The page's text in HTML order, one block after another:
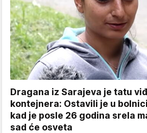
Dragana iz Sarajeva je tatu
kontejnera: Ostavili je u
kad je posle 26 godina srela
sad će osveta